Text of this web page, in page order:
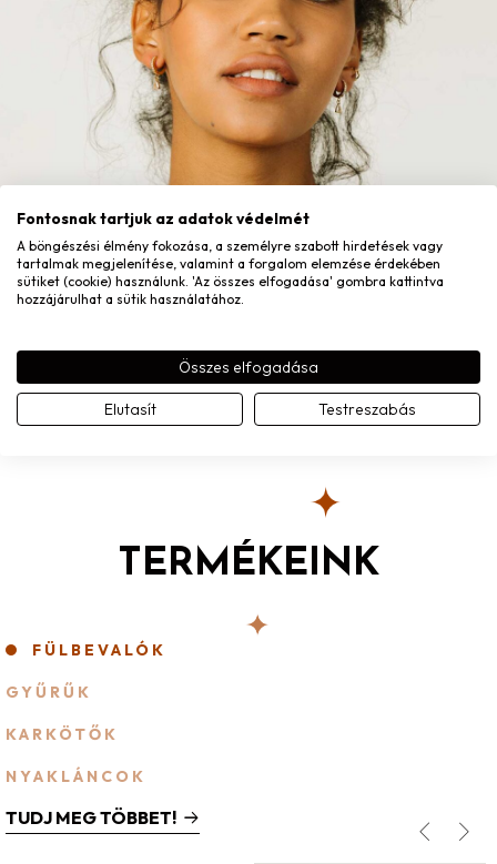
IRATKOZZ FEL
HÍRLEVELÜNKRE!
Részesülj exkluzív kedvezményekben és értesülj elsőnek
újdonságainkról
Elfogadom azAdatkezelési tájékoztatót.
Bezár
TERMÉKEINK
FÜLBEVALÓK
GYŰRŰK
KARKÖTŐK
NYAKLÁNCOK
TUDJ MEG TÖBBET!
Fontosnak tartjuk az adatok védelmét
A böngészési élmény fokozása, a személyre szabott hirdetések vagy
tartalmak megjelenítése, valamint a forgalom elemzése érdekében
sütiket (cookie) használunk. 'Az összes elfogadása' gombra kattintva
hozzájárulhat a sütik használatához.
Összes elfogadása
Elutasít Testreszabás